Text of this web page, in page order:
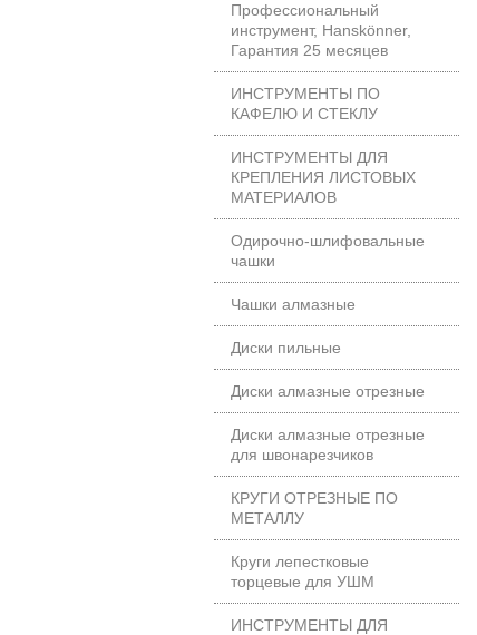
Профессиональный
инструмент, Hanskönner,
Гарантия 25 месяцев
ИНСТРУМЕНТЫ ПО
КАФЕЛЮ И СТЕКЛУ
ИНСТРУМЕНТЫ ДЛЯ
КРЕПЛЕНИЯ ЛИСТОВЫХ
МАТЕРИАЛОВ
Одирочно-шлифовальные
чашки
Чашки алмазные
Диски пильные
Диски алмазные отрезные
Диски алмазные отрезные
для швонарезчиков
КРУГИ ОТРЕЗНЫЕ ПО
МЕТАЛЛУ
Круги лепестковые
торцевые для УШМ
ИНСТРУМЕНТЫ ДЛЯ